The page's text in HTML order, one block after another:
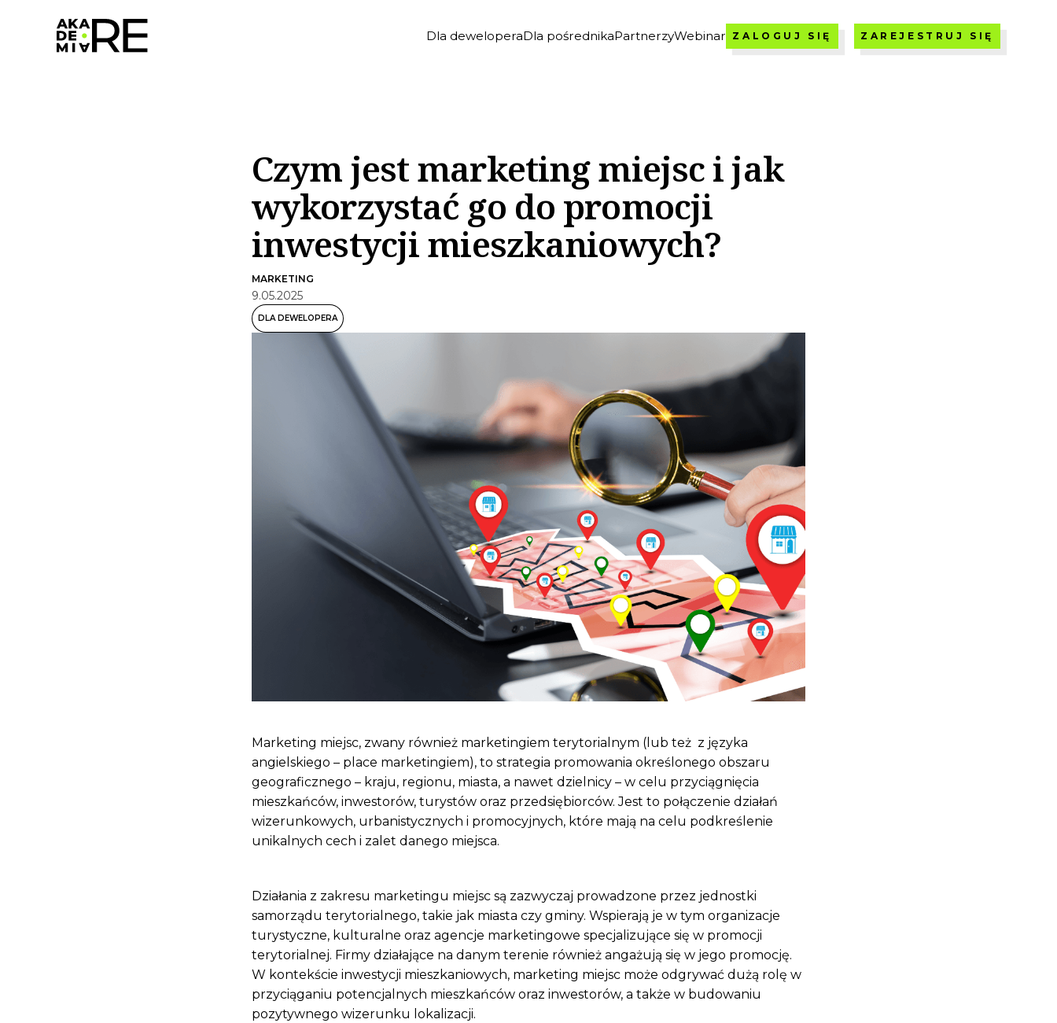
Dla deweloperaDla pośrednikaPartnerzyWebinar ZALOGUJ SIĘ ZAREJESTRUJ SIĘ
Czym jest marketing miejsc i jak
wykorzystać go do promocji
inwestycji mieszkaniowych?
MARKETING
9.05.2025
DLA DEWELOPERA
Marketing miejsc, zwany również marketingiem terytorialnym (lub też z języka
angielskiego – place marketingiem), to strategia promowania określonego obszaru
geograficznego – kraju, regionu, miasta, a nawet dzielnicy – w celu przyciągnięcia
mieszkańców, inwestorów, turystów oraz przedsiębiorców. Jest to połączenie działań
wizerunkowych, urbanistycznych i promocyjnych, które mają na celu podkreślenie
unikalnych cech i zalet danego miejsca.
Działania z zakresu marketingu miejsc są zazwyczaj prowadzone przez jednostki
samorządu terytorialnego, takie jak miasta czy gminy. Wspierają je w tym organizacje
turystyczne, kulturalne oraz agencje marketingowe specjalizujące się w promocji
terytorialnej. Firmy działające na danym terenie również angażują się w jego promocję.
W kontekście inwestycji mieszkaniowych, marketing miejsc może odgrywać dużą rolę w
przyciąganiu potencjalnych mieszkańców oraz inwestorów, a także w budowaniu
pozytywnego wizerunku lokalizacji.